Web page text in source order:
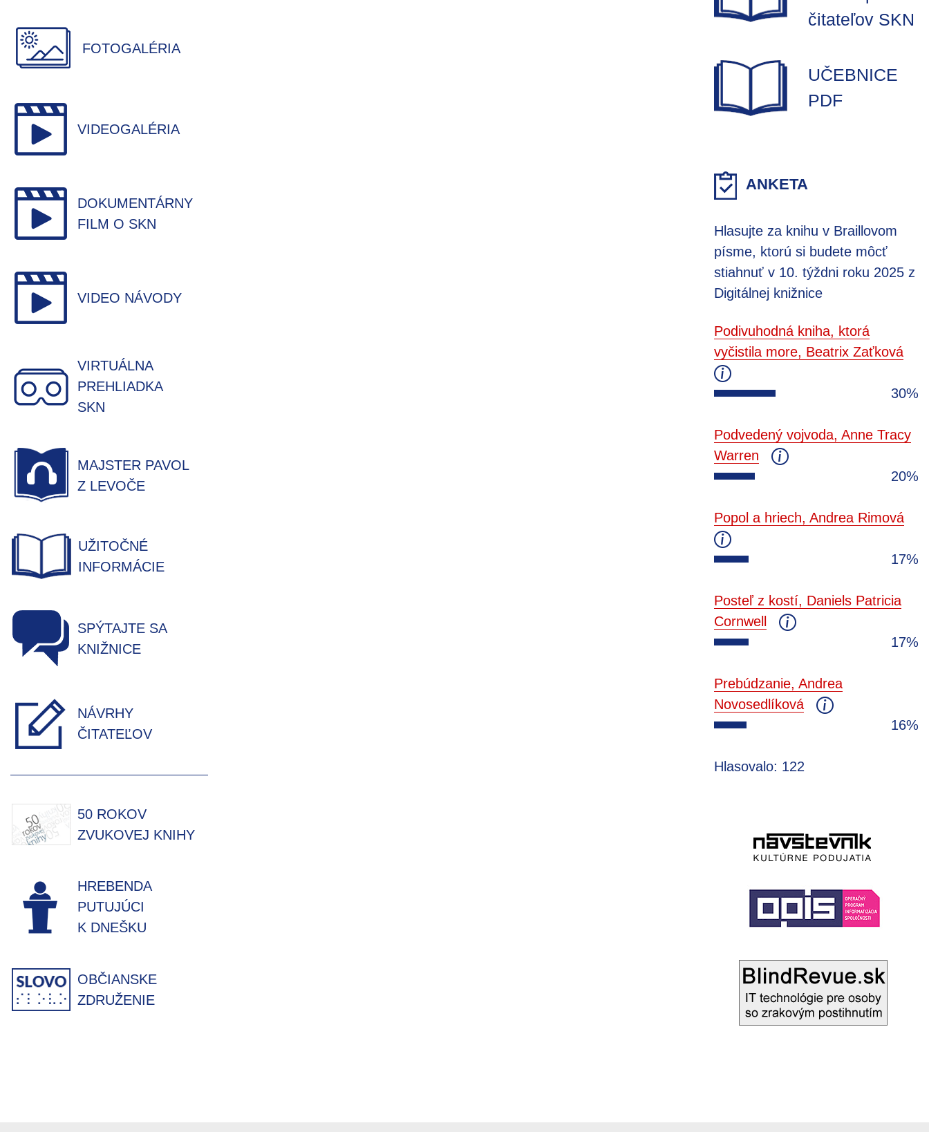
FOTOGALÉRIA
VIDEOGALÉRIA
DOKUMENTÁRNY
FILM O SKN
VIDEO NÁVODY
VIRTUÁLNA
PREHLIADKA
SKN
MAJSTER PAVOL
Z LEVOČE
UŽITOČNÉ
INFORMÁCIE
SPÝTAJTE SA
KNIŽNICE
NÁVRHY
ČITATEĽOV
50 ROKOV
ZVUKOVEJ KNIHY
HREBENDA
PUTUJÚCI
K DNEŠKU
OBČIANSKE
ZDRUŽENIE
čitateľov SKN
UČEBNICE
PDF
ANKETA
Hlasujte za knihu v Braillovom
písme, ktorú si budete môcť
stiahnuť v 10. týždni roku 2025 z
Digitálnej knižnice
Podivuhodná kniha, ktorá
vyčistila more, Beatrix Zaťková
30%
Podvedený vojvoda, Anne Tracy
Warren
20%
Popol a hriech, Andrea Rimová
17%
Posteľ z kostí, Daniels Patricia
Cornwell
17%
Prebúdzanie, Andrea
Novosedlíková
16%
Hlasovalo: 122